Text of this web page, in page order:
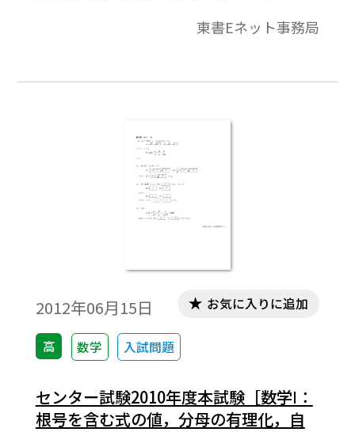
解答で構成されています。東書Eネット事務局
2012年06月15日
高 数学 入試問題
お気に入りに追加
センター試験2010年度本試験［数学Ⅰ：
根号を含む式の値，分母の有理化，自